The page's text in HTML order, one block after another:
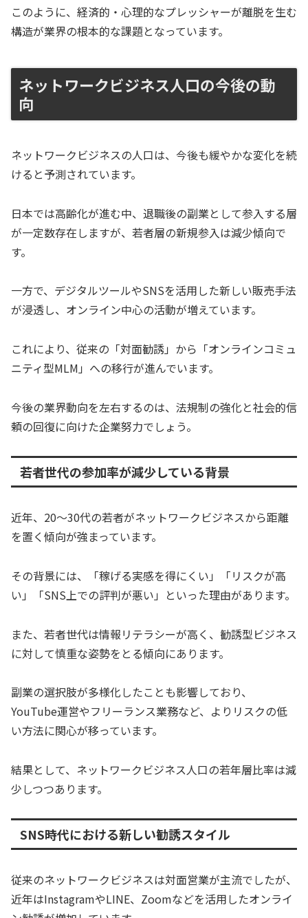
このように、経済的・心理的なプレッシャーが離脱を生む
構造が業界の根本的な課題となっています。
ネットワークビジネス人口の今後の動
向
ネットワークビジネスの人口は、今後も緩やかな変化を続
けると予測されています。
日本では高齢化が進む中、退職後の副業として参入する層
が一定数存在しますが、若者層の新規参入は減少傾向で
す。
一方で、デジタルツールやSNSを活用した新しい販売手法
が浸透し、オンライン中心の活動が増えています。
これにより、従来の「対面勧誘」から「オンラインコミュ
ニティ型MLM」への移行が進んでいます。
今後の業界動向を左右するのは、法規制の強化と社会的信
頼の回復に向けた企業努力でしょう。
若者世代の参加率が減少している背景
近年、20〜30代の若者がネットワークビジネスから距離
を置く傾向が強まっています。
その背景には、「稼げる実感を得にくい」「リスクが高
い」「SNS上での評判が悪い」といった理由があります。
また、若者世代は情報リテラシーが高く、勧誘型ビジネス
に対して慎重な姿勢をとる傾向にあります。
副業の選択肢が多様化したことも影響しており、
YouTube運営やフリーランス業務など、よりリスクの低
い方法に関心が移っています。
結果として、ネットワークビジネス人口の若年層比率は減
少しつつあります。
SNS時代における新しい勧誘スタイル
従来のネットワークビジネスは対面営業が主流でしたが、
近年はInstagramやLINE、Zoomなどを活用したオンライ